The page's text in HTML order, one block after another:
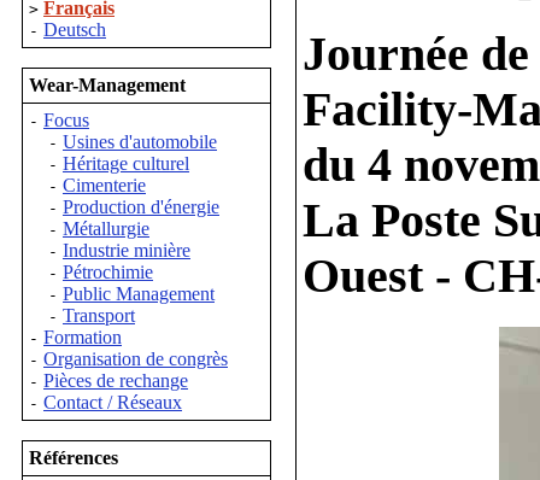
> Français
- Deutsch
Wear-Management
- Focus
- Usines d'automobile
- Héritage culturel
- Cimenterie
- Production d'énergie
- Métallurgie
- Industrie minière
- Pétrochimie
- Public Management
- Transport
- Formation
- Organisation de congrès
- Pièces de rechange
- Contact / Réseaux
Références
Journée
Facility-
du 4
La Poste
Ouest -